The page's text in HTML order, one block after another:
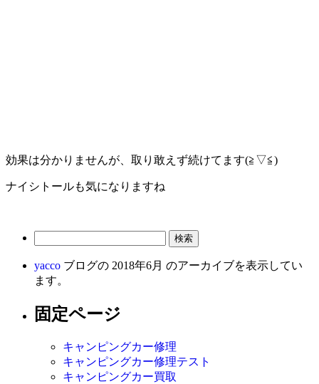
効果は分かりませんが、取り敢えず続けてます(≧▽≦)
ナイシトールも気になりますね
yacco ブログの 2018年6月 のアーカイブを表示してい
ます。
固定ページ
キャンピングカー修理
キャンピングカー修理テスト
キャンピングカー買取